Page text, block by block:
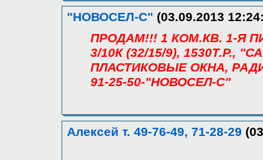
"НОВОСЕЛ-С" (03.09.2013
ПРОДАМ!!! 1 КОМ.КВ. 1-Я
3/10К (32/15/9), 1530Т.Р.,
ПЛАСТИКОВЫЕ ОКНА,
91-25-50-"НОВОСЕЛ-С"
Алексей т. 49-76-49, 71-28-29